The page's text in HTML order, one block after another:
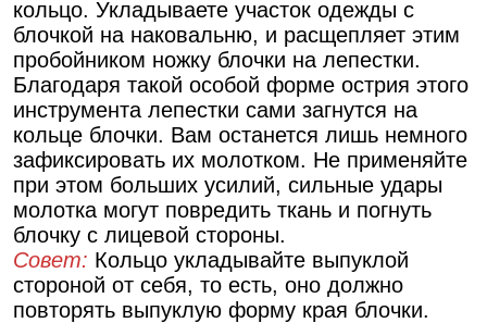
кольцо. Укладываете участок одежды с
блочкой на наковальню, и расщепляет этим
пробойником ножку блочки на лепестки.
Благодаря такой особой форме острия этого
инструмента лепестки сами загнутся на
кольце блочки. Вам останется лишь немного
зафиксировать их молотком. Не применяйте
при этом больших усилий, сильные удары
молотка могут повредить ткань и погнуть
блочку с лицевой стороны.
Совет: Кольцо укладывайте выпуклой
стороной от себя, то есть, оно должно
повторять выпуклую форму края блочки.